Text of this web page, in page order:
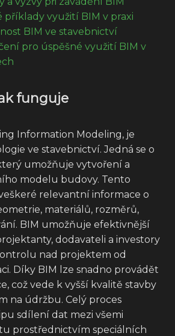
příklady využití BIM v praxi
BIM ve stavebnictví
pro úspěšné využití BIM v
funguje
Information Modeling, je
ve stavebnictví. Jedná se o
umožňuje vytvoření a
modelu budovy. Tento
relevantní informace o
materiálů, rozměrů,
BIM umožňuje efektivnější
dodavateli a investory
nad projektem od
Díky BIM lze snadno provádět
což vede k vyšší kvalitě stavby
na údržbu. Celý proces
sdílení dat mezi všemi
prostřednictvím speciálních